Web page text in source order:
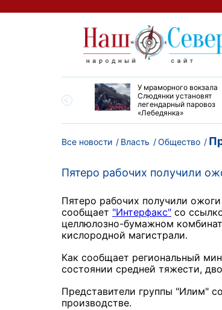
У мраморного вокзала
Слюдянки установят
легендарный паровоз
«Лебедянка»
Все новости Власть Общество
Пятеро рабочих получили
Пятеро рабочих получили
сообщает "Интерфакс" со
целлюлозно-бумажном
кислородной магистрали.
Как сообщает региональный
состоянии средней тяжести,
Представители группы "Илим"
производстве.